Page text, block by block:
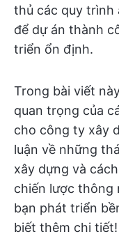
thủ các quy trình
để dự án thành
triển ổn định.
Trong bài viết
quan trọng của
cho công ty xây
luận về những
xây dựng và
chiến lược thông
bạn phát triển
biết thêm chi tiết!